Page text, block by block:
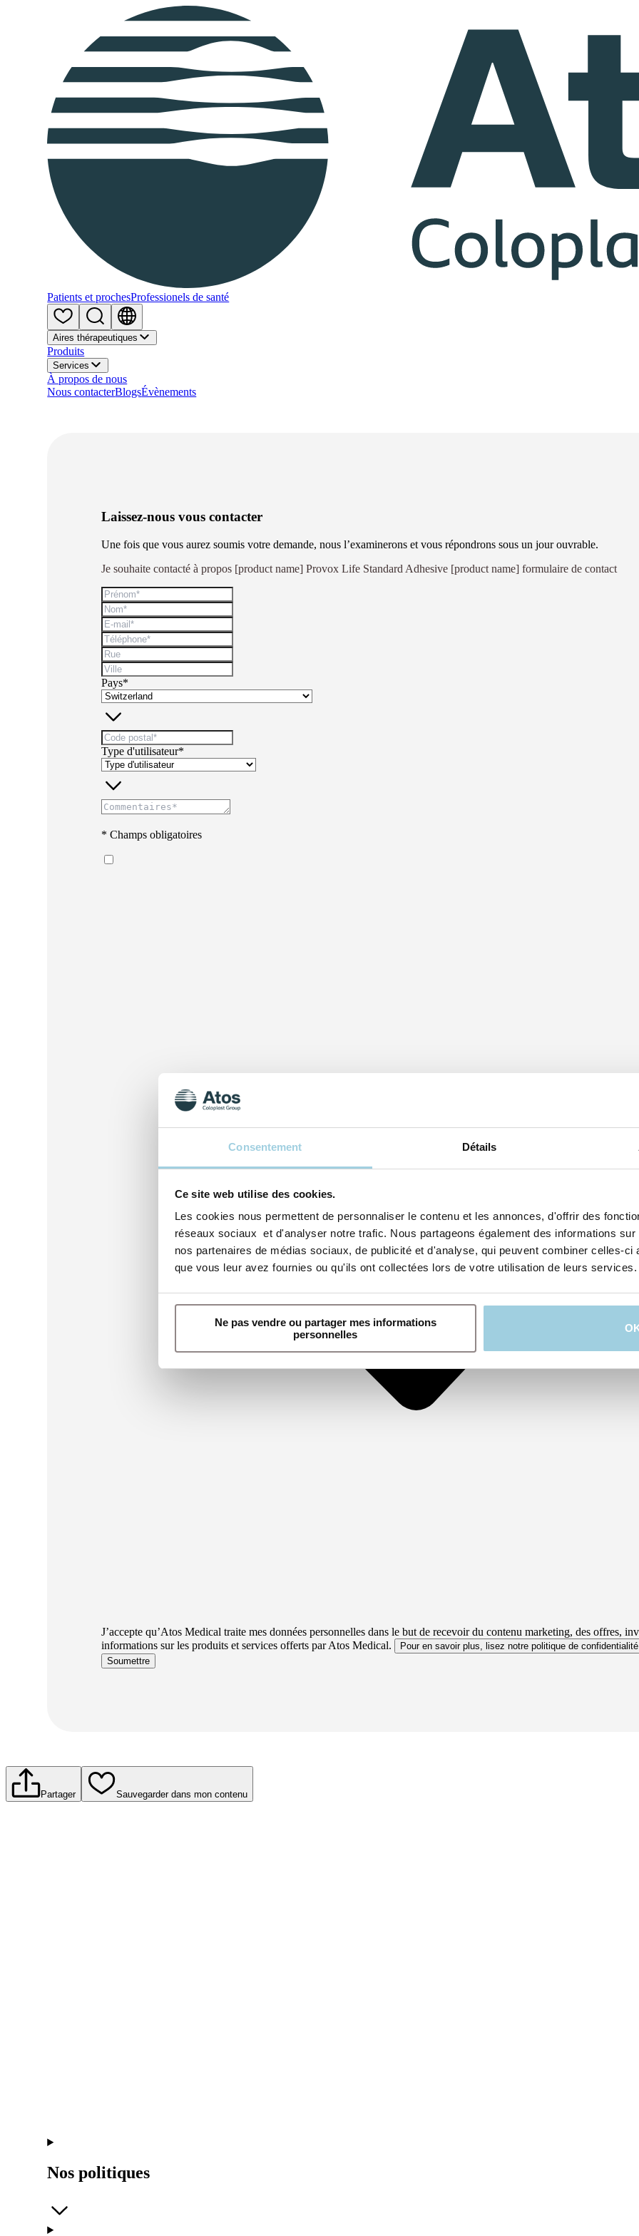
Consentement Détails
Ce site web utilise des cookies.
Les cookies nous permettent de personnaliser le contenu et les annonces, d'offrir des
réseaux sociaux et d'analyser notre trafic. Nous partageons également des informations
nos partenaires de médias sociaux, de publicité et d'analyse, qui peuvent combiner celles-ci
que vous leur avez fournies ou qu'ils ont collectées lors de votre utilisation de leurs services.
Ne pas vendre ou partager mes informations
personnelles
Patients et prochesProfessionels de santé
Aires thérapeutiques
Produits
Services
À propos de nous
Nous contacterBlogsÉvènements
Laissez-nous vous contacter
Une fois que vous aurez soumis votre demande, nous l’examinerons et vous répondrons sous un jour ouvrable.
Je souhaite contacté à propos [product name] Provox Life Standard Adhesive [product name] formulaire de contact
Pays*
Type d'utilisateur*
* Champs obligatoires
J’accepte qu’Atos Medical traite mes données personnelles dans le but de recevoir du contenu marketing, des offres,
informations sur les produits et services offerts par Atos Medical.
Pour en savoir plus, lisez notre politique de
Soumettre
Partager Sauvegarder dans mon contenu
Nos politiques